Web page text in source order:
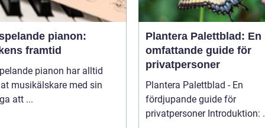
pianon:
framtid
pianon har alltid
musikälskare med sin
att ...
Plantera Palettblad: En
omfattande guide för
privatpersoner
Plantera Palettblad - En
fördjupande guide för